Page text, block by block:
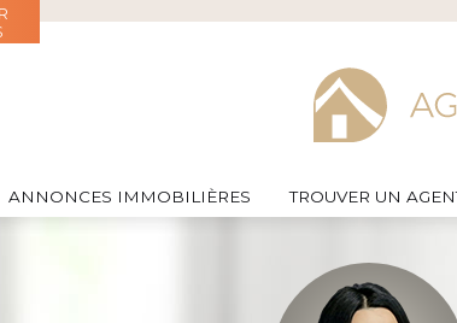
ANNONCES IMMOBILIÈRES TROUVER UN